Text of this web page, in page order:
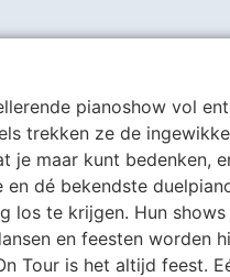
pianoshow vol
trekken ze de
je maar kunt bedenken,
dé bekendste
te krijgen. Hun
en feesten worden
Tour is het altijd feest.